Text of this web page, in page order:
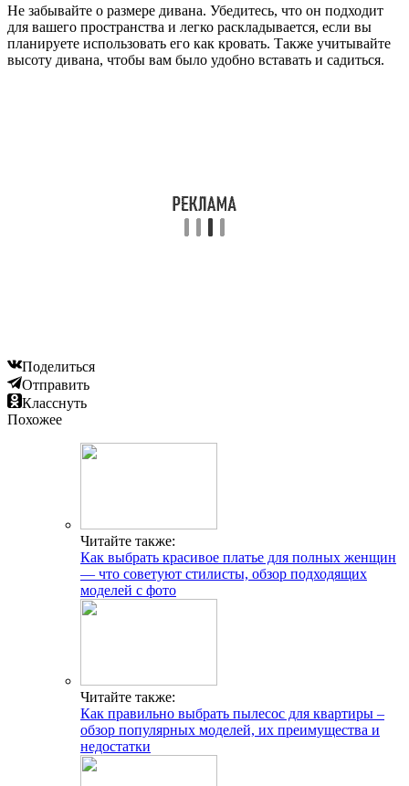
Не забывайте о размере дивана. Убедитесь, что он подходит
для вашего пространства и легко раскладывается, если вы
планируете использовать его как кровать. Также учитывайте
высоту дивана, чтобы вам было удобно вставать и садиться.
Поделиться
Отправить
Класснуть
Похожее
Читайте также:
Как выбрать красивое платье для полных женщин
— что советуют стилисты, обзор подходящих
моделей с фото
Читайте также:
Как правильно выбрать пылесос для квартиры –
обзор популярных моделей, их преимущества и
недостатки